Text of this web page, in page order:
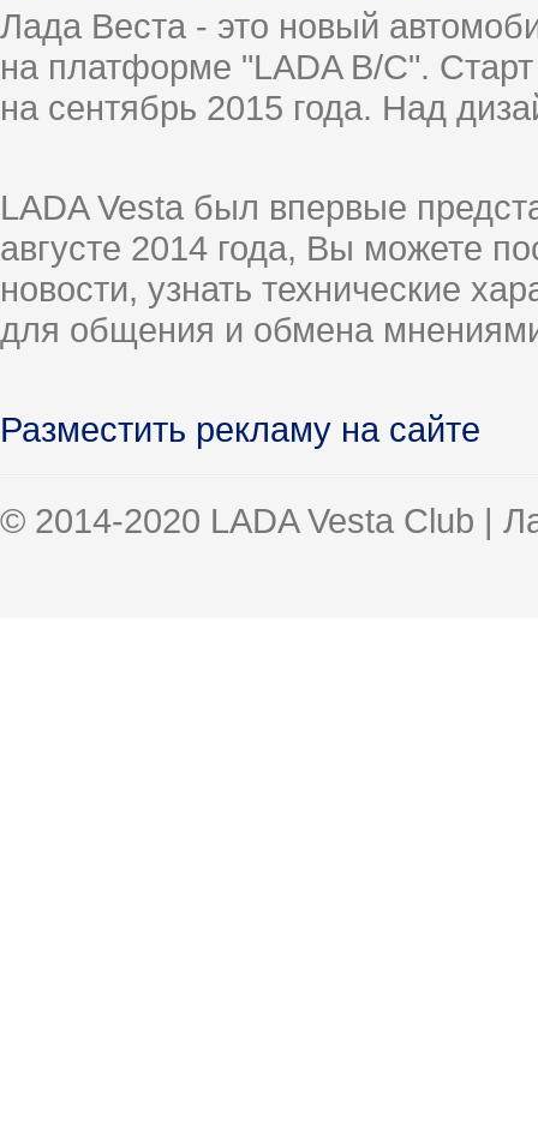
Лада Веста - это новый
на платформе "LADA B/C".
на сентябрь 2015 года. Над
LADA Vesta был впервые
августе 2014 года, Вы можете
новости, узнать технические
для общения и обмена
Разместить рекламу на сайте
© 2014-2020 LADA Vesta Club |